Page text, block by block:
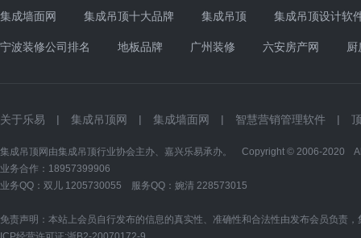
集成墙面网 集成吊顶十大品牌 集成吊顶 集成吊顶设计软
宁波装修公司排名 地板品牌 广州装修 六安房产网
关于乐易 | 集成吊顶网 | 集成墙面网 | 智慧营销管理软件 |
集成吊顶网由集成吊顶行业协会主办、嘉兴乐易承办。 Copyright © 2006-2020
业务合作：18957399906
业务QQ：双儿 1205730055 服务QQ：婉清 228573015
免责声明：本站上会员自行发布的信息的真实性、准确性和合法性由发布会员负责